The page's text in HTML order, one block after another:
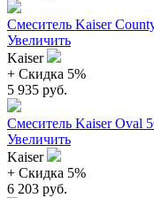
Смеситель Kaiser
Увеличить
Kaiser
+ Cкидка 5%
5 935 руб.
Смеситель Kaiser Oval
Увеличить
Kaiser
+ Cкидка 5%
6 203 руб.